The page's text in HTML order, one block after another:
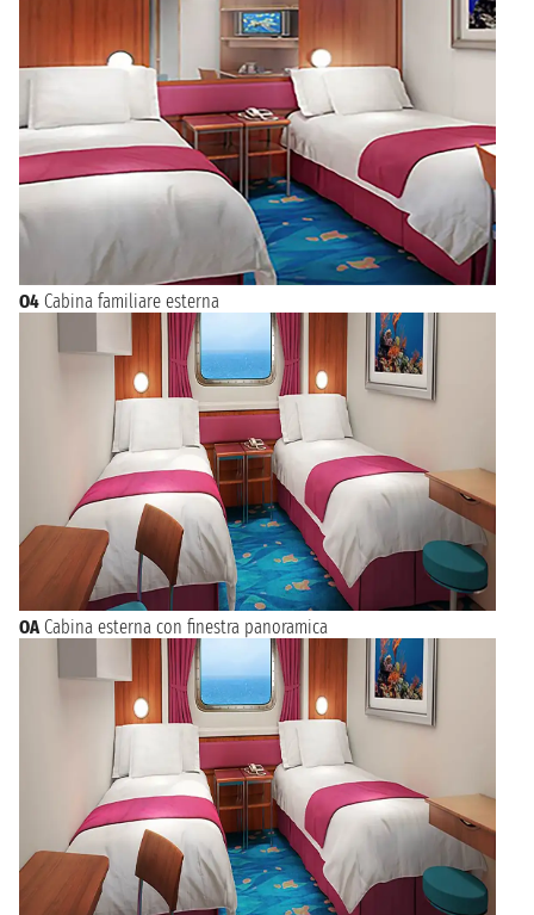
O4 Cabina familiare esterna
OA Cabina esterna con finestra panoramica